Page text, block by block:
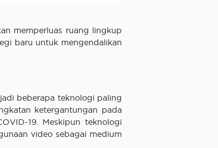
memperluas ruang lingkup
baru untuk mengendalikan
beberapa teknologi paling
ketergantungan pada
19. Meskipun teknologi
video sebagai medium